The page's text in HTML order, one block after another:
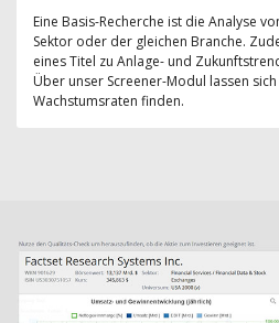
Eine Basis-Recherche ist die Analyse
Sektor oder der gleichen Branche.
eines Titel zu Anlage- und
Über unser Screener-Modul lassen
Wachstumsraten finden.